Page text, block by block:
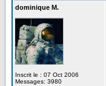
dominique M.
Inscrit le : 07 Oct 2006
Messages: 3980